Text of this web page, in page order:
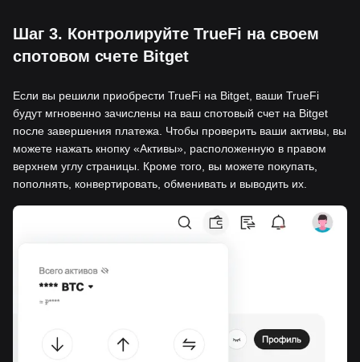
Шаг 3. Контролируйте TrueFi на своем
спотовом счете Bitget
Если вы решили приобрести TrueFi на Bitget, ваши TrueFi
будут мгновенно зачислены на ваш спотовый счет на Bitget
после завершения платежа. Чтобы проверить ваши активы, вы
можете нажать кнопку «Активы», расположенную в правом
верхнем углу страницы. Кроме того, вы можете покупать,
пополнять, конвертировать, обменивать и выводить их.